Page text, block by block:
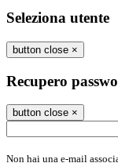
Seleziona utente
button close ×
Recupero
button close ×
Non hai una e-mail